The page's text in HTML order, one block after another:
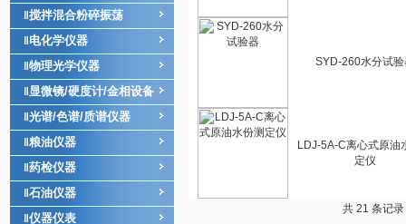
搅拌混合粉碎振荡
电化学仪器
物理光学仪器
显微镜/硬度计/金相设备
光谱/色谱/质谱仪器
粮油仪器
药检仪器
石油仪器
仪器仪表
SYD-260水分试验
LDJ-5A-C离心式原油
定仪
共 21 条记